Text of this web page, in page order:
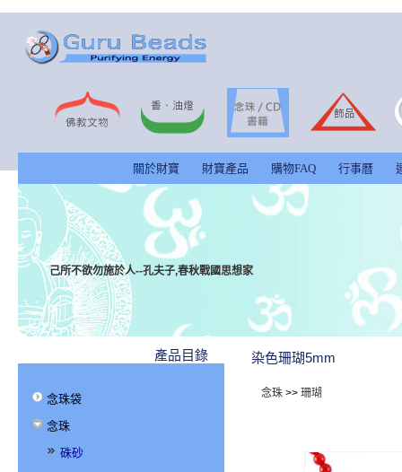
關於財寶 財寶產品 購物FAQ 行事曆
己所不欲勿施於人--孔夫子,春秋戰國思想家
產品目錄
念珠袋
念珠
硃砂
染色珊瑚5mm
念珠>> 珊瑚